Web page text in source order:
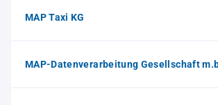
MAP Taxi KG
MAP-Datenverarbeitung Gesellschaft